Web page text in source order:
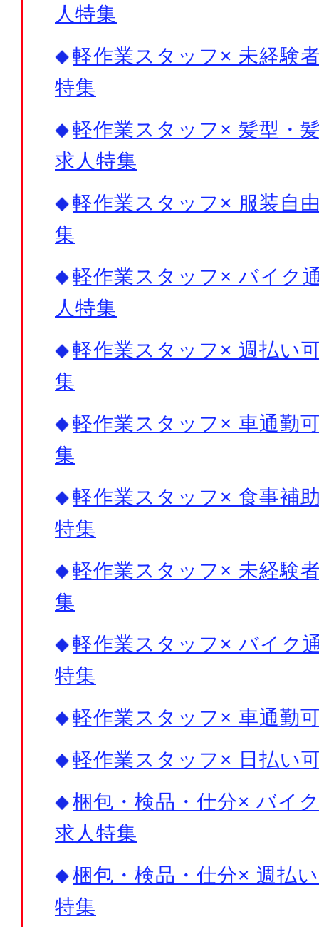
人特集
軽作業スタッフ× 未経験
特集
軽作業スタッフ× 髪型・
求人特集
軽作業スタッフ× 服装自
集
軽作業スタッフ× バイク
人特集
軽作業スタッフ× 週払い
集
軽作業スタッフ× 車通勤
集
軽作業スタッフ× 食事補
特集
軽作業スタッフ× 未経験
集
軽作業スタッフ× バイク
特集
軽作業スタッフ× 車通勤
軽作業スタッフ× 日払い
梱包・検品・仕分× バイ
求人特集
梱包・検品・仕分× 週払
特集